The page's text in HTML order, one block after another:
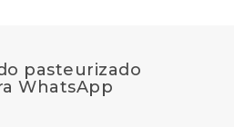
pasteurizado
WhatsApp